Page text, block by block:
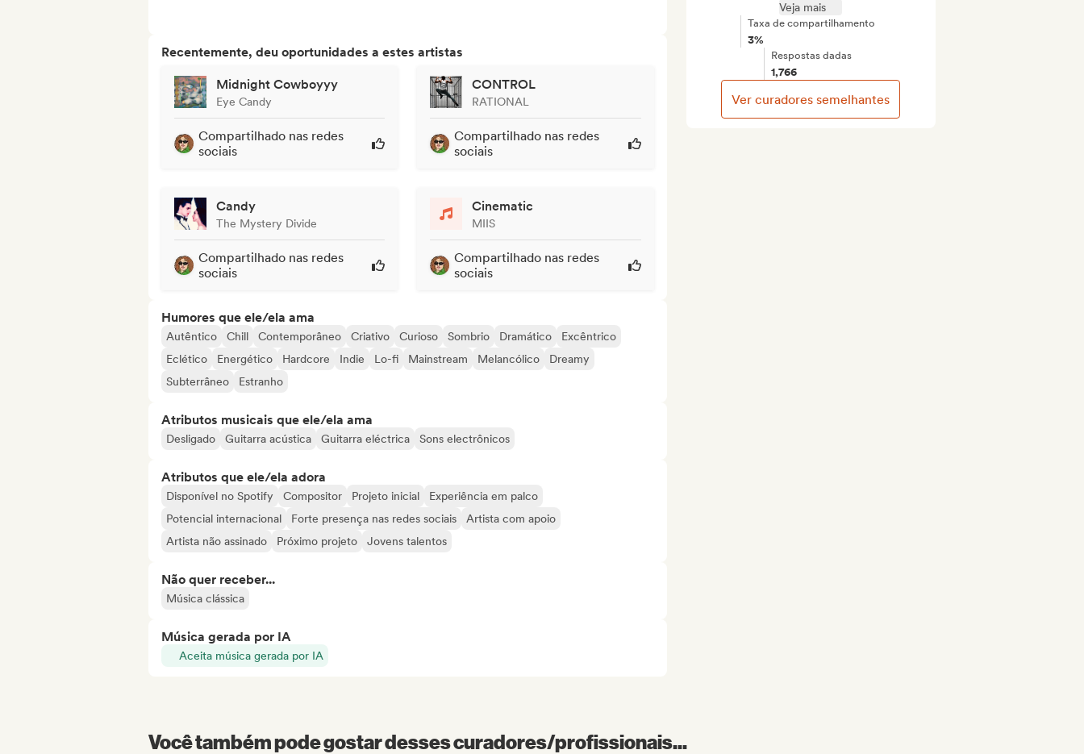
Recentemente, deu oportunidades a estes artistas
Midnight Cowboyyy
Eye Candy
Compartilhado nas redes
sociais
CONTROL
RATIONAL
Compartilhado nas redes
sociais
Candy
The Mystery Divide
Compartilhado nas redes
sociais
Cinematic
MIIS
Compartilhado nas redes
sociais
Humores que ele/ela ama
Autêntico Chill Contemporâneo Criativo Curioso Sombrio Dramático
Excêntrico
Eclético
Energético Hardcore Indie Lo-fi Mainstream Melancólico
Dreamy
Subterrâneo
Estranho
Atributos musicais que ele/ela ama
Desligado Guitarra acústica Guitarra eléctrica Sons electrônicos
Atributos que ele/ela adora
Disponível no Spotify Compositor Projeto inicial
Experiência em palco
Potencial internacional
Forte presença nas redes sociais
Artista com apoio
Artista não assinado
Próximo projeto Jovens talentos
Não quer receber...
Música clássica
Música gerada por IA
Aceita música gerada por IA
Veja mais
Taxa de compartilhamento
3%
Respostas dadas
1,766
Ver curadores semelhantes
Você também pode gostar desses curadores/profissionais...